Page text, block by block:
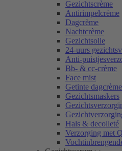
Gezichtscrème
Antirimpelcrème
Dagcrème
Nachtcrème
Gezichtsolie
24-uurs
Anti-
Bb- & cc-crème
Face mist
Getinte dagcrème
Gezichtsmaskers
Hals & decolleté
Verzorging met